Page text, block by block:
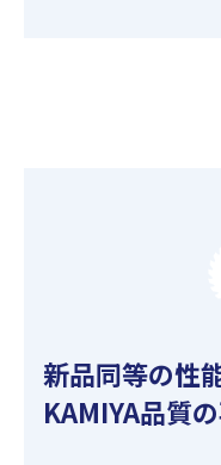
新品同等の性
KAMIYA品質